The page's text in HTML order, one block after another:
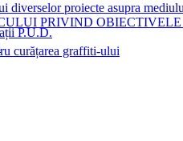
P.U.D.
diverselor proiecte asupra
PRIVIND
curățarea graffiti-ului